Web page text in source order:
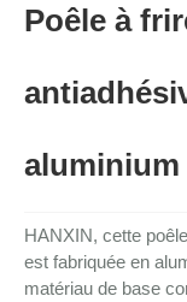
Poêle à
aluminium
HANXIN, cette
est fabriquée en
matériau de base